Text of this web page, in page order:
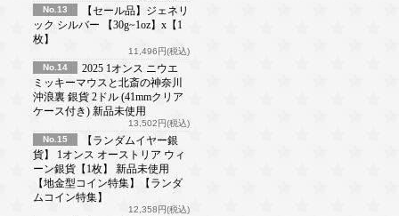
No.13
【セール品】ジェネリ
ック シルバー 【30g~1oz】x【1
枚】
11,496円(税込)
No.14
2025 1オンス ニウエ
ミッキーマウスと北斎の神奈川
沖浪裏 銀貨 2ドル (41mmクリア
ケース付き) 新品未使用
13,502円(税込)
No.15
【ランダムイヤー銀
貨】 1オンス オーストリア ウィ
ーン銀貨【1枚】 新品未使用
【地金型コイン特集】【ランダ
ムコイン特集】
12,358円(税込)